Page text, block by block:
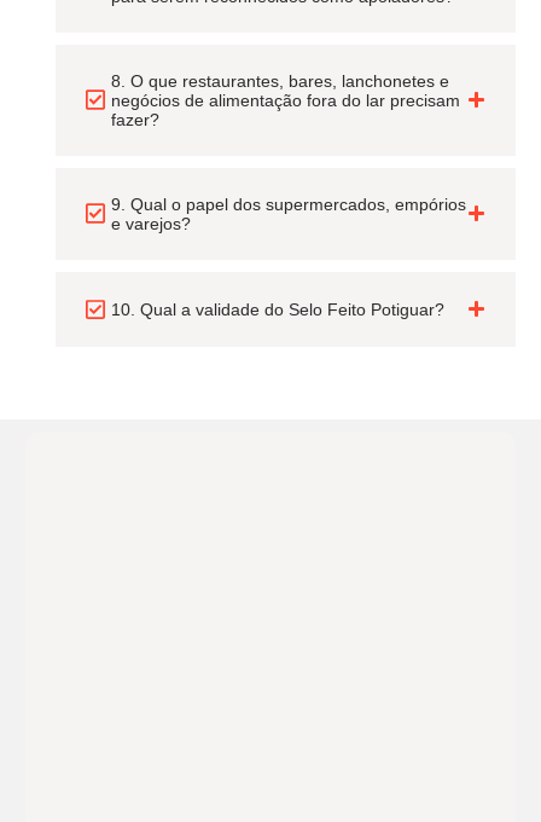
8. O que restaurantes, bares, lanchonetes e
negócios de alimentação fora do lar precisam
fazer?
9. Qual o papel dos supermercados, empórios
e varejos?
10. Qual a validade do Selo Feito Potiguar?